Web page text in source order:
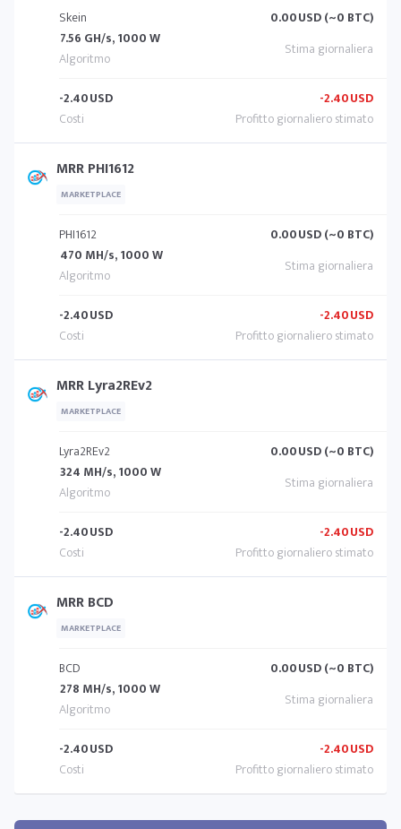
Skein
7.56 GH/s, 1000 W
0.00USD (~0 BTC)
-2.40USD -2.40USD
MRR PHI1612
MARKETPLACE
PHI1612
470 MH/s, 1000 W
0.00USD (~0 BTC)
-2.40USD -2.40USD
MRR Lyra2REv2
MARKETPLACE
Lyra2REv2
324 MH/s, 1000 W
0.00USD (~0 BTC)
-2.40USD -2.40USD
MRR BCD
MARKETPLACE
BCD
278 MH/s, 1000 W
0.00USD (~0 BTC)
-2.40USD -2.40USD